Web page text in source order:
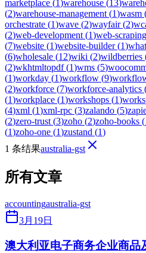
marketplace (1)warehouse (13)
(2)warehouse-management (1)wasm
orchestrate (1)wave (2)wayfair(2)
(2)web-development (1)web-scraping
(7)website (1)website-builder(1)
(6)wholesale (12)wiki (2)wildberries
(2)wkhtmltopdf(1)wms (5)
(1)workday (1)workflow (9)
(2)workforce (7)workforce-analytics
(1)workplace (1)workshops (1)
(4)xml (1)xml-rpc (3)zalando (5)
(2)zero-trust (3)zoho (2)zoho-books (
(1)zoho-one (1)zustand (1)
1 条结果australia-gst
所有文章
accountingaustralia-gst
3月19日
澳大利亚电子商务企业商品